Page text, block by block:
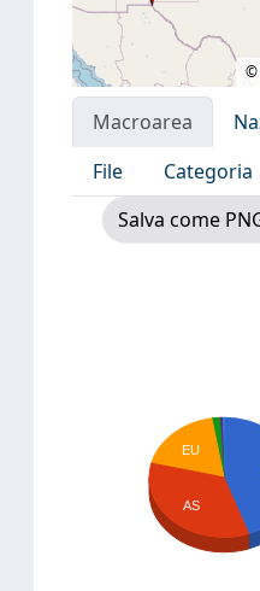
©
Macroarea
File
Categoria
Salva come
EU
AS